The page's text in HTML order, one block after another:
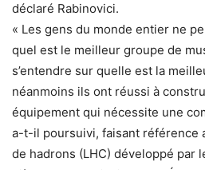
déclaré Rabinovici.
« Les gens du monde entier ne
quel est le meilleur groupe de
s’entendre sur quelle est la
néanmoins ils ont réussi à
équipement qui nécessite une
a-t-il poursuivi, faisant référence
de hadrons (LHC) développé par